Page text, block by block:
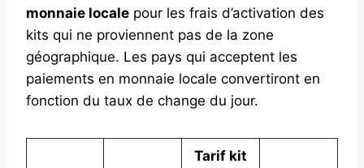
monnaie locale pour les frais d’activation des
kits qui ne proviennent pas de la zone
géographique. Les pays qui acceptent les
paiements en monnaie locale convertiront en
fonction du taux de change du jour.
Tarif kit